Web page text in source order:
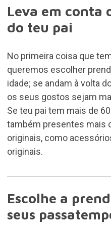
Leva em conta
do teu pai
No primeira coisa que
queremos escolher
idade; se andam à volta
os seus gostos sejam
Se teu pai tem mais de
também presentes mais
originais, como
originais.
Escolhe a
seus